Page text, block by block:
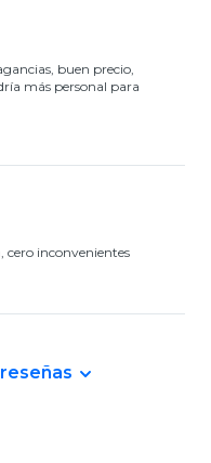
buen precio,
más personal para
cero inconvenientes